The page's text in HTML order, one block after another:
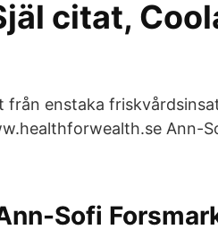
citat,
från enstaka
Ann-
Sofi